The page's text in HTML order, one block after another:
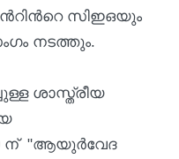
സിഇഒയും
നടത്തും.
ശാസ്ത്രീയ
ന് "ആയുർവേദ